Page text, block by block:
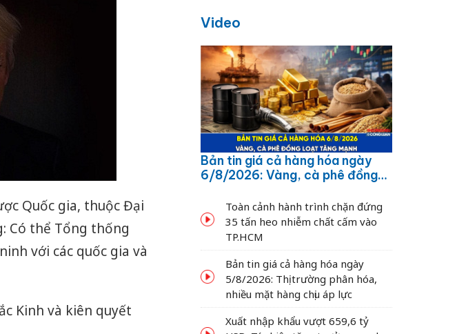
Quốc gia, thuộc Đại
Có thể Tổng thống
với các quốc gia và
Kinh và kiên quyết
Video
Bản tin giá cả hàng hóa ngày
6/8/2026: Vàng, cà phê đồng
Toàn cảnh hành trình chặn đứng
35 tấn heo nhiễm chất cấm vào
TP.HCM
Bản tin giá cả hàng hóa ngày
5/8/2026: Thị trường phân hóa,
nhiều mặt hàng chịu áp lực
Xuất nhập khẩu vượt 659,6 tỷ